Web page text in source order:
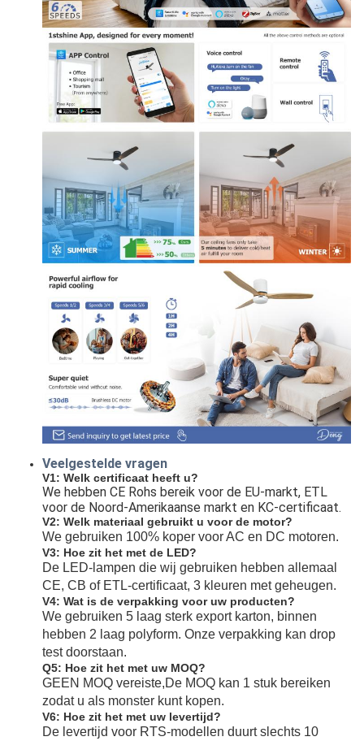
Veelgestelde vragen
V1: Welk certificaat heeft u?
We hebben CE Rohs bereik voor de EU-markt, ETL
voor de Noord-Amerikaanse markt en KC-certificaat.
V2: Welk materiaal gebruikt u voor de motor?
We gebruiken 100% koper voor AC en DC motoren.
V3: Hoe zit het met de LED?
De LED-lampen die wij gebruiken hebben allemaal
CE, CB of ETL-certificaat, 3 kleuren met geheugen.
V4: Wat is de verpakking voor uw producten?
We gebruiken 5 laag sterk export karton, binnen
hebben 2 laag polyform. Onze verpakking kan drop
test doorstaan.
Q5: Hoe zit het met uw MOQ?
GEEN MOQ vereiste,De MOQ kan 1 stuk bereiken
zodat u als monster kunt kopen.
V6: Hoe zit het met uw levertijd?
De levertijd voor RTS-modellen duurt slechts 10